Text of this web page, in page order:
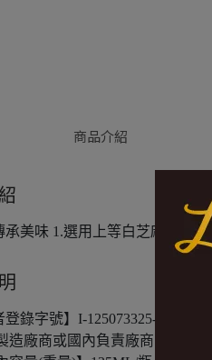
商品介紹
美味 1.選用上等白芝麻 2.點
登錄字號】I-125073325-
造廠商或國內負責廠商電話】